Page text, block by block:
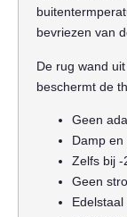
bevriezen van
De rug wand
beschermt de
Geen
Damp en
Zelfs bij -
Geen
Edelstaal